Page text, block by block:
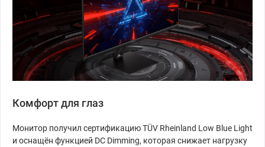
Комфорт для глаз
Монитор получил сертификацию TÜV Rheinland Low Blue Light
и оснащён функцией DC Dimming, которая снижает нагрузку